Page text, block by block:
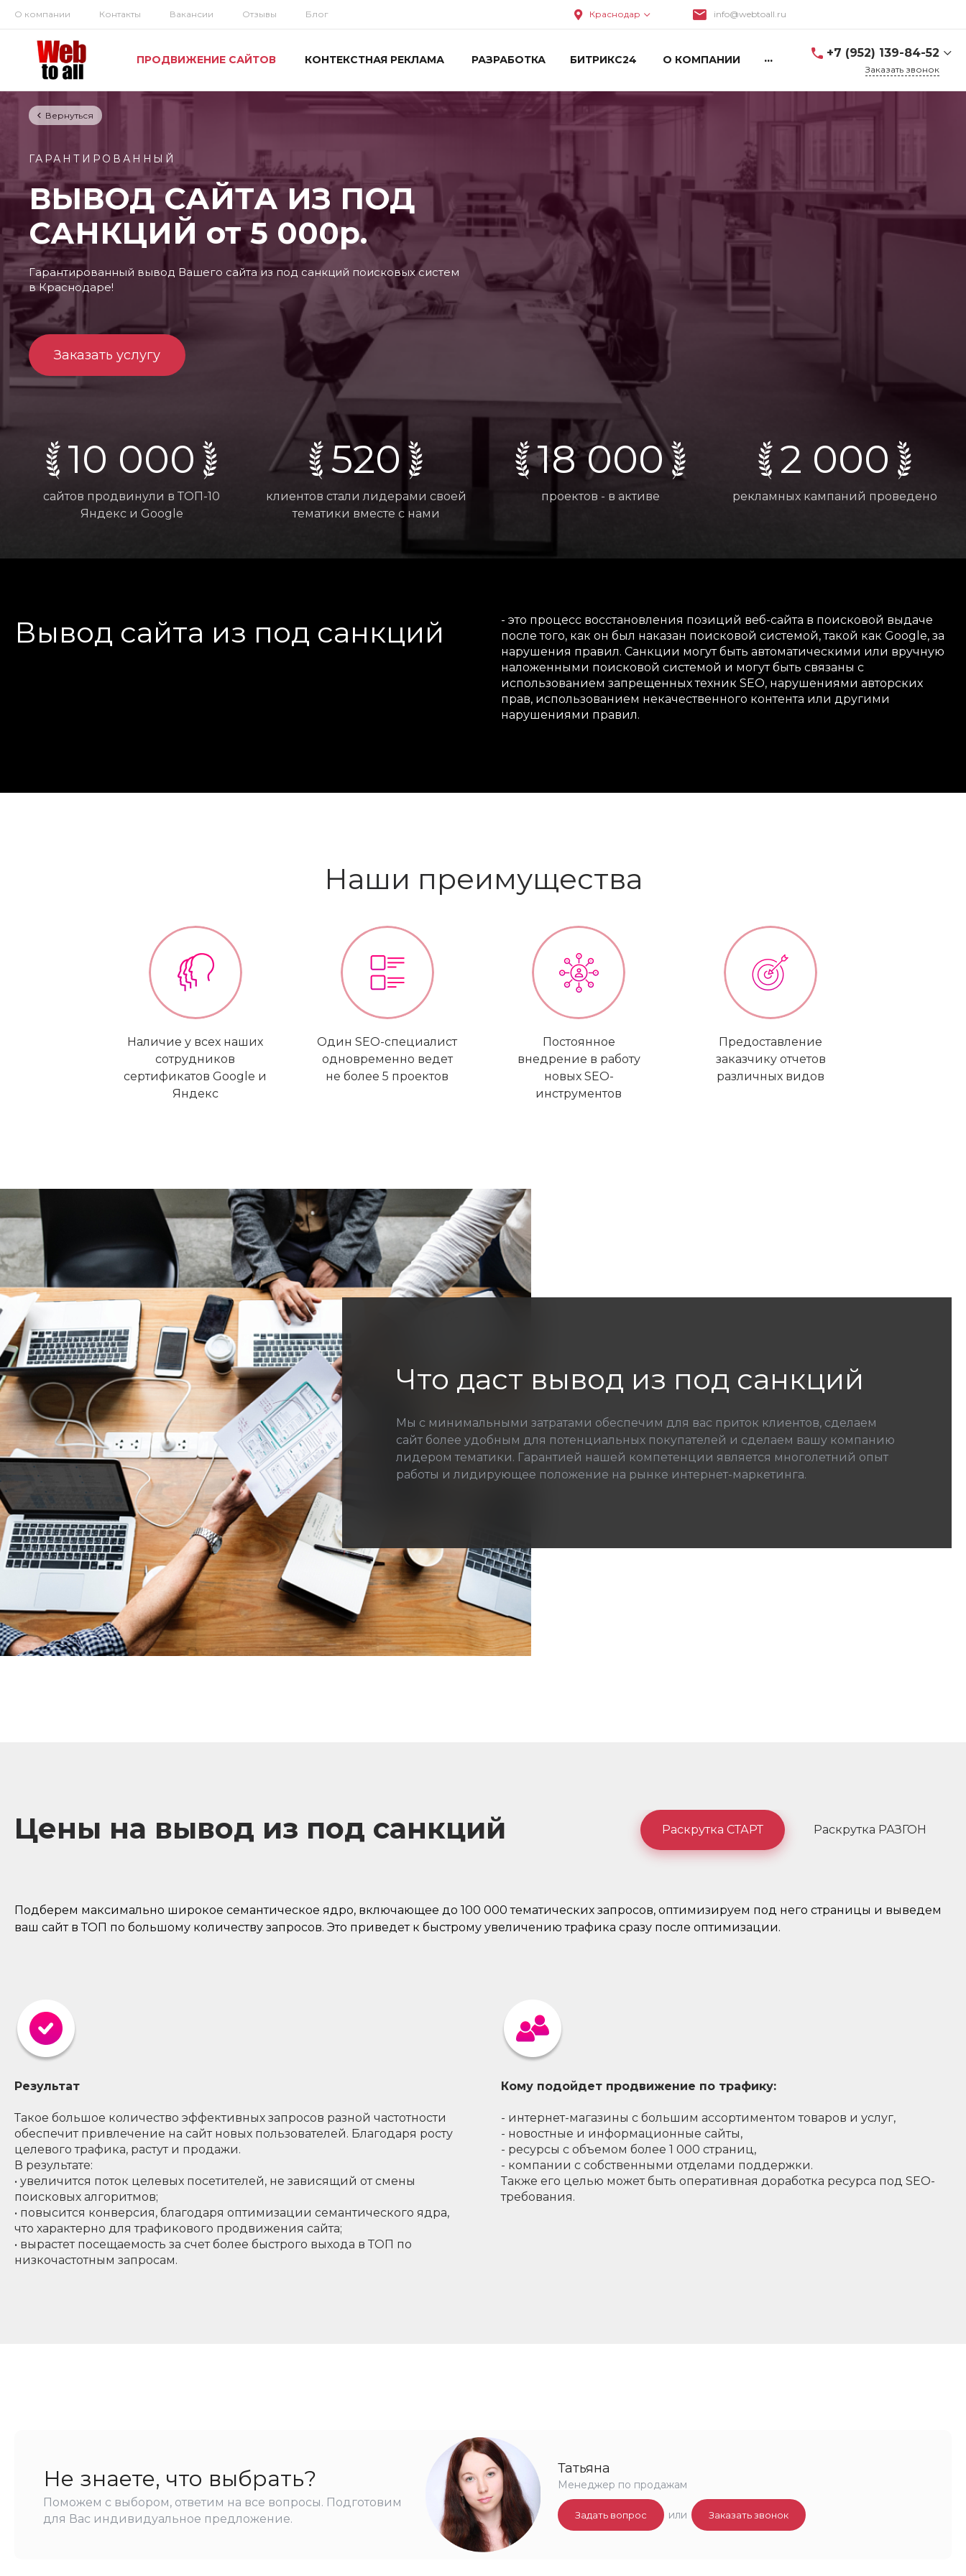
О компании Контакты Вакансии Отзывы Блог Краснодар info@webtoall.ru
ПРОДВИЖЕНИЕ САЙТОВ КОНТЕКСТНАЯ РЕКЛАМА РАЗРАБОТКА БИТРИКС24 О КОМПАНИИ ... +7 (952) 139-84-52
Заказать звонок
Вернуться
ГАРАНТИРОВАННЫЙ
ВЫВОД САЙТА ИЗ ПОД
САНКЦИЙ от 5 000р.
Гарантированный вывод Вашего сайта из под санкций поисковых систем
в Краснодаре!
Заказать услугу
10 000
сайтов продвинули в ТОП-10
Яндекс и Google
520
клиентов стали лидерами своей
тематики вместе с нами
18 000
проектов - в активе
2 000
рекламных кампаний проведено
Вывод сайта из под санкций
- это процесс восстановления позиций веб-сайта в поисковой выдаче
после того, как он был наказан поисковой системой, такой как Google, за
нарушения правил. Санкции могут быть автоматическими или вручную
наложенными поисковой системой и могут быть связаны с
использованием запрещенных техник SEO, нарушениями авторских
прав, использованием некачественного контента или другими
нарушениями правил.
Наши преимущества
Наличие у всех наших
сотрудников
сертификатов Google и
Яндекс
Один SEO-специалист
одновременно ведет
не более 5 проектов
Постоянное
внедрение в работу
новых SEO-
инструментов
Предоставление
заказчику отчетов
различных видов
Что даст вывод из под санкций
Мы с минимальными затратами обеспечим для вас приток клиентов, сделаем
сайт более удобным для потенциальных покупателей и сделаем вашу компанию
лидером тематики. Гарантией нашей компетенции является многолетний опыт
работы и лидирующее положение на рынке интернет-маркетинга.
Цены на вывод из под санкций Раскрутка СТАРТ Раскрутка РАЗГОН
Подберем максимально широкое семантическое ядро, включающее до 100 000 тематических запросов, оптимизируем под него страницы и выведем
ваш сайт в ТОП по большому количеству запросов. Это приведет к быстрому увеличению трафика сразу после оптимизации.
Результат
Такое большое количество эффективных запросов разной частотности
обеспечит привлечение на сайт новых пользователей. Благодаря росту
целевого трафика, растут и продажи.
В результате:
• увеличится поток целевых посетителей, не зависящий от смены
поисковых алгоритмов;
• повысится конверсия, благодаря оптимизации семантического ядра,
что характерно для трафикового продвижения сайта;
• вырастет посещаемость за счет более быстрого выхода в ТОП по
низкочастотным запросам.
Кому подойдет продвижение по трафику:
- интернет-магазины с большим ассортиментом товаров и услуг,
- новостные и информационные сайты,
- ресурсы с объемом более 1 000 страниц,
- компании с собственными отделами поддержки.
Также его целью может быть оперативная доработка ресурса под SЕО-
требования.
Не знаете, что выбрать?
Поможем с выбором, ответим на все вопросы. Подготовим
для Вас индивидуальное предложение.
Татьяна
Менеджер по продажам
Задать вопрос или Заказать звонок